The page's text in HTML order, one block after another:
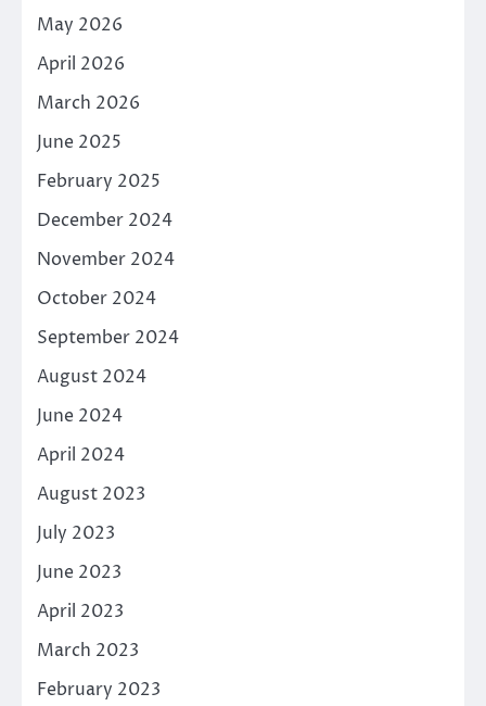
May 2026
April 2026
March 2026
June 2025
February 2025
December 2024
November 2024
October 2024
September 2024
August 2024
June 2024
April 2024
August 2023
July 2023
June 2023
April 2023
March 2023
February 2023